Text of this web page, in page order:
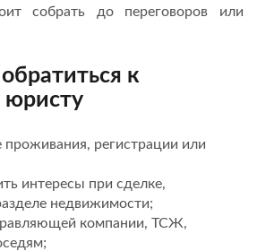
собрать до переговоров или
к
проживания, регистрации или
интересы при сделке,
недвижимости;
компании, ТСЖ,